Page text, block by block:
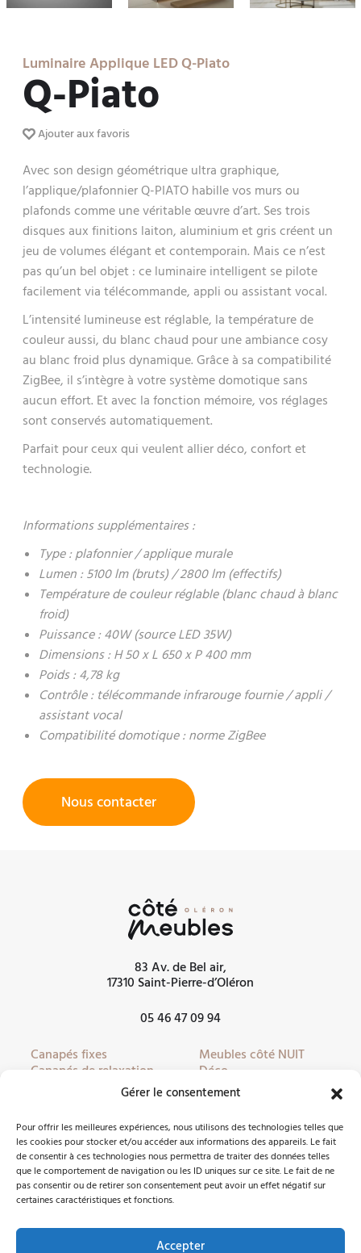
Gérer le consentement
Pour offrir les meilleures expériences, nous utilisons des technologies telles que
les cookies pour stocker et/ou accéder aux informations des appareils. Le fait
de consentir à ces technologies nous permettra de traiter des données telles
que le comportement de navigation ou les ID uniques sur ce site. Le fait de ne
pas consentir ou de retirer son consentement peut avoir un effet négatif sur
certaines caractéristiques et fonctions.
Accepter
Luminaire Applique LED Q-Piato
Q-Piato
Ajouter aux favoris
Avec son design géométrique ultra graphique,
l’applique/plafonnier Q-PIATO habille vos murs ou
plafonds comme une véritable œuvre d’art. Ses trois
disques aux finitions laiton, aluminium et gris créent un
jeu de volumes élégant et contemporain. Mais ce n’est
pas qu’un bel objet : ce luminaire intelligent se pilote
facilement via télécommande, appli ou assistant vocal.
L’intensité lumineuse est réglable, la température de
couleur aussi, du blanc chaud pour une ambiance cosy
au blanc froid plus dynamique. Grâce à sa compatibilité
ZigBee, il s’intègre à votre système domotique sans
aucun effort. Et avec la fonction mémoire, vos réglages
sont conservés automatiquement.
Parfait pour ceux qui veulent allier déco, confort et
technologie.
Informations supplémentaires :
Type : plafonnier / applique murale
Lumen : 5100 lm (bruts) / 2800 lm (effectifs)
Température de couleur réglable (blanc chaud à blanc
froid)
Puissance : 40W (source LED 35W)
Dimensions : H 50 x L 650 x P 400 mm
Poids : 4,78 kg
Contrôle : télécommande infrarouge fournie / appli /
assistant vocal
Compatibilité domotique : norme ZigBee
Nous contacter
83 Av. de Bel air,
17310 Saint-Pierre-d’Oléron
05 46 47 09 94
Canapés fixes
Canapés de relaxation
Canapés convertibles
Meubles côté JOUR
Meubles côté NUIT
Déco
Literie
Partenaires
Nous contacter